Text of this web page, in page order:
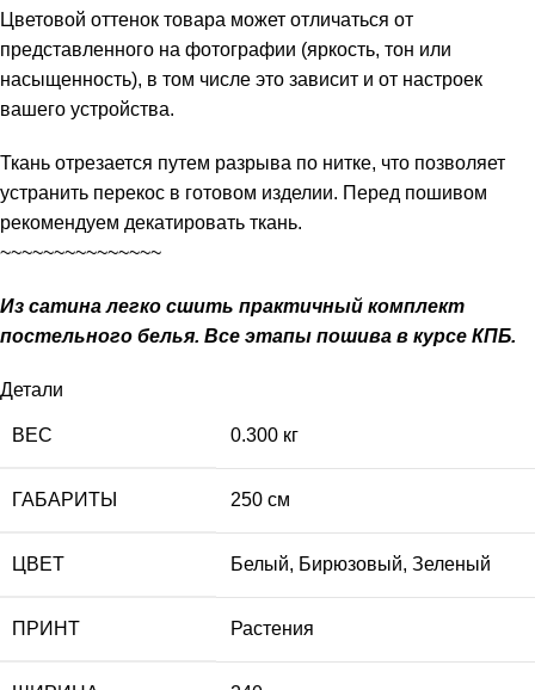
Цветовой оттенок товара может отличаться от
представленного на фотографии (яркость, тон или
насыщенность), в том числе это зависит и от настроек
вашего устройства.
Ткань отрезается путем разрыва по нитке, что позволяет
устранить перекос в готовом изделии. Перед пошивом
рекомендуем декатировать ткань.
~~~~~~~~~~~~~~~
Из сатина легко сшить практичный комплект
постельного белья. Все этапы пошива в курсе КПБ.
Детали
ВЕС 0.300 кг
ГАБАРИТЫ 250 см
ЦВЕТ Белый, Бирюзовый, Зеленый
ПРИНТ Растения